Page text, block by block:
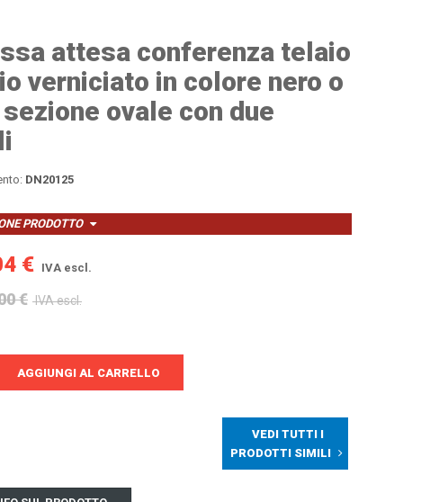
attesa conferenza telaio
verniciato in colore nero o
ovale con due
DN20125
PRODOTTO
€ IVA escl.
€ IVA escl.
AGGIUNGI AL CARRELLO
VEDI TUTTI I
PRODOTTI SIMILI